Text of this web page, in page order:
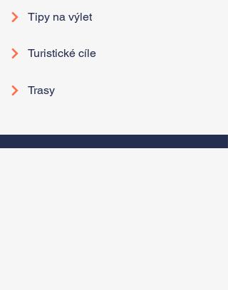
Tipy na výlet
Turistické cíle
Trasy